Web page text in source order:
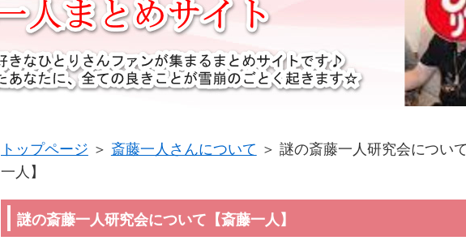
トップページ ＞ 斎藤一人さんについて ＞ 謎の斎藤一人研究会につい
一人】
謎の斎藤一人研究会について【斎藤一人】